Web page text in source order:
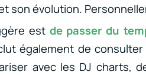
son évolution.
est de passer du
également de
avec les DJ charts,